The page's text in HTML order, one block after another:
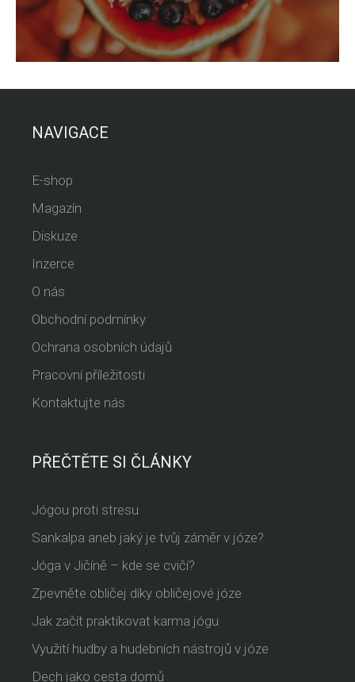
NAVIGACE
E-shop
Magazín
Diskuze
Inzerce
O nás
Obchodní podmínky
Ochrana osobních údajů
Pracovní příležitosti
Kontaktujte nás
PŘEČTĚTE SI ČLÁNKY
Jógou proti stresu
Sankalpa aneb jaký je tvůj záměr v józe?
Jóga v Jičíně – kde se cvičí?
Zpevněte obličej díky obličejové józe
Jak začít praktikovat karma jógu
Využití hudby a hudebních nástrojů v józe
Dech jako cesta domů